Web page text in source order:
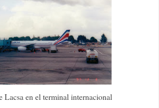
Lacsa en el terminal internacional